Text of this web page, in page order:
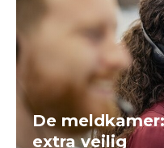
De
extra veilig